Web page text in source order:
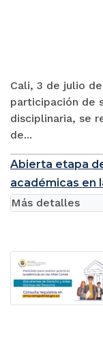
Cali, 3 de julio
participación de
disciplinaria, se
de...
Abierta etapa
académicas en
Más detalles